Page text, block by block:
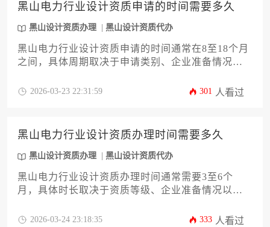
黑山电力行业设计资质申请的时间需要多久
黑山设计资质办理 黑山设计资质代办
黑山电力行业设计资质申请的时间通常在8至18个月
之间，具体周期取决于申请类别、企业准备情况和
格审核、现场核查及最终发证等多个阶段，企业需
2026-03-23 22:31:59 301 人看过
黑山电力行业设计资质办理时间需要多久
黑山设计资质办理 黑山设计资质代办
黑山电力行业设计资质办理时间通常需要3至6个
月，具体时长取决于资质等级、企业准备情况以及
提交、主管部门审核及公示等多个环节，企业需提
2026-03-24 23:18:35 333 人看过